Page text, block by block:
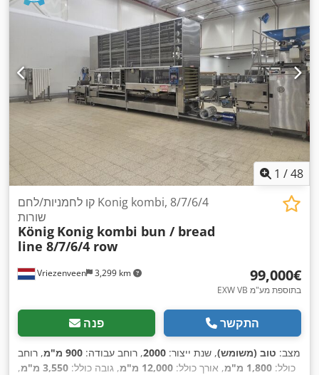
1 /48
Vriezenveen 3,299 km
קו לחמניות/לחם Konig kombi, 8/7/6/4
שורות
König Konig kombi bun / bread
line 8/7/6/4 row
‏99,000 ‏€
EXW VB בתוספת מע"מ
פנה התקשר
מצב: טוב (משומש), שנת ייצור: 2000, רוחב עבודה: 900 מ"מ
, רוחב
כולל: 1,800 מ"מ , אורך כולל: 12,000 מ"מ , גובה כולל: 3,550 מ"מ
,